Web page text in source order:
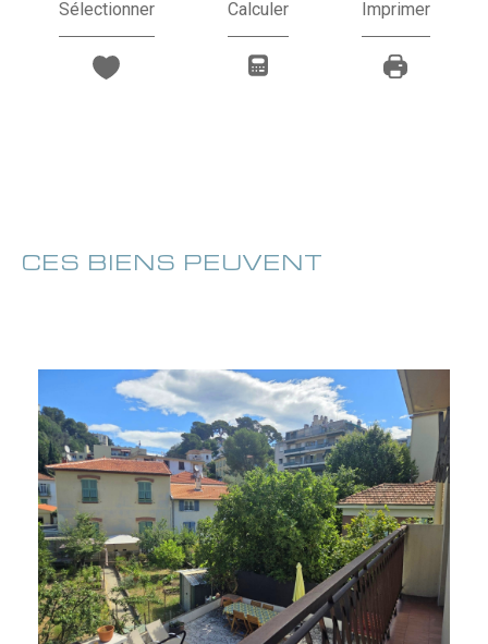
Sélectionner Calculer Imprimer
CES BIENS PEUVENT